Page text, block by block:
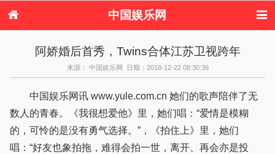
中国娱乐网
港台娱乐
日本娱乐 韩国娱乐
欧美娱乐
音乐新闻 影视新闻
内地明星八卦
港台明星八卦
阿娇婚后首秀，Twins合体江苏卫视跨年
来源： 中国娱乐网 日期：2018-12-22 08:30:36
中国娱乐网讯 www.yule.com.cn 她们的歌声陪伴了无
数人的青春。《我很想爱他》里，她们唱：“爱情是模糊
的，可怜的是没有勇气选择。”，《拍住上》里，她们
唱：“好友也象拍拖，难得会拍一世，离开、再会亦是投